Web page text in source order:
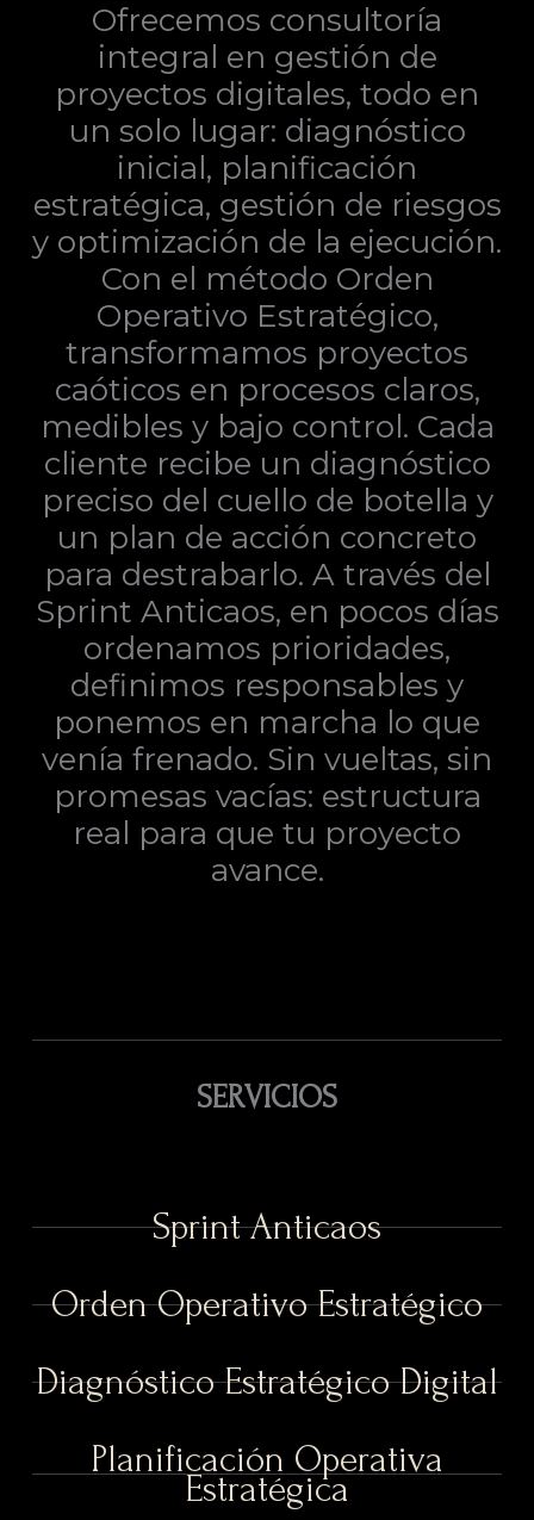
Ofrecemos consultoría
integral en gestión de
proyectos digitales, todo en
un solo lugar: diagnóstico
inicial, planificación
estratégica, gestión de riesgos
y optimización de la ejecución.
Con el método Orden
Operativo Estratégico,
transformamos proyectos
caóticos en procesos claros,
medibles y bajo control. Cada
cliente recibe un diagnóstico
preciso del cuello de botella y
un plan de acción concreto
para destrabarlo. A través del
Sprint Anticaos, en pocos días
ordenamos prioridades,
definimos responsables y
ponemos en marcha lo que
venía frenado. Sin vueltas, sin
promesas vacías: estructura
real para que tu proyecto
avance.
SERVICIOS
Sprint Anticaos
Orden Operativo Estratégico
Diagnóstico Estratégico Digital
Planificación Operativa
Estratégica